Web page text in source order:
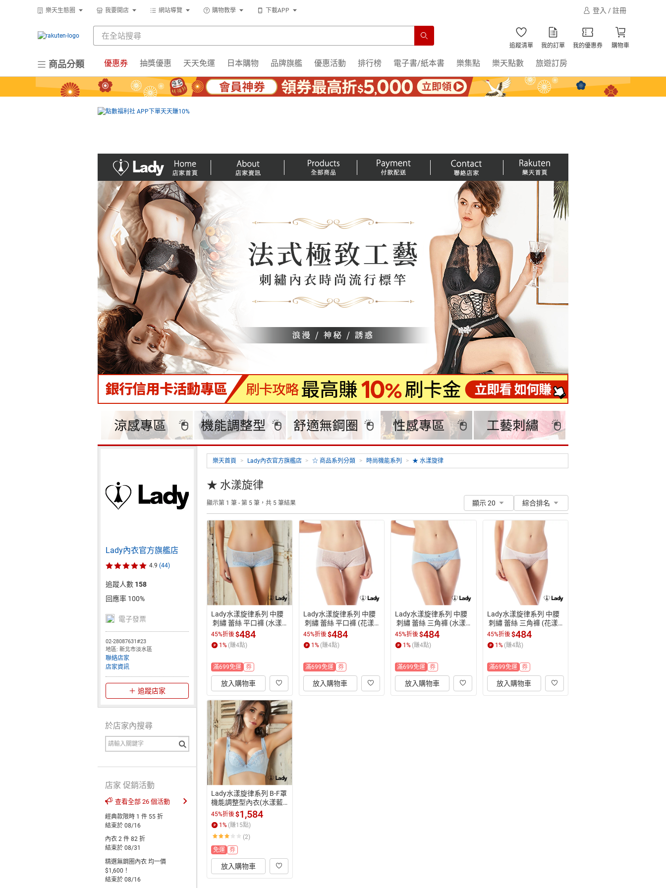
樂天生態圈 我要開店 網站導覽 購物教學 下載APP 登入 / 註冊
追蹤清單 我的訂單 我的優惠券 購物車
商品分類 優惠券 抽獎優惠 天天免運 日本購物 品牌旗艦 優惠活動 排行榜 電子書/紙本書 樂集點 樂天點數 旅遊訂房
樂天首頁 > Lady內衣官方旗艦店 > ☆ 商品系列分類 > 時尚機能系列 > ★ 水漾旋律
★ 水漾旋律
顯示第 1 筆 - 第 5 筆，共 5 筆結果 顯示 20 綜合排名
Lady水漾旋律系列 中腰
刺繡 蕾絲 平口褲 (水漾
藍)
45%折後$484
1% (賺4點)
滿699免運 券
放入購物車
Lady水漾旋律系列 中腰
刺繡 蕾絲 平口褲 (花漾
粉)
45%折後$484
1% (賺4點)
滿699免運 券
放入購物車
Lady水漾旋律系列 中腰
刺繡 蕾絲 三角褲 (水漾
藍)
45%折後$484
1% (賺4點)
滿699免運 券
放入購物車
Lady水漾旋律系列 中腰
刺繡 蕾絲 三角褲 (花漾
粉)
45%折後$484
1% (賺4點)
滿699免運 券
放入購物車
Lady水漾旋律系列 B-F罩
機能調整型內衣(水漾藍)
治裝激推
45%折後$1,584
1% (賺15點)
(2)
免運
券
放入購物車
Lady內衣官方旗艦店
4.9 (44)
追蹤人數 158
回應率 100%
電子發票
02-28087631#23
地區: 新北市淡水區
聯絡店家
店家資訊
追蹤店家
於店家內搜尋
店家 促銷活動
查看全部 26 個活動
經典款限時 1 件 55 折
結束於 08/16
內衣 2 件 82 折
結束於 08/31
精選無鋼圈內衣 均一價
$1,600！
結束於 08/16